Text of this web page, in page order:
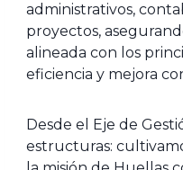
administrativos,
proyectos,
alineada con los
eficiencia y mejora
Desde el Eje de
estructuras: